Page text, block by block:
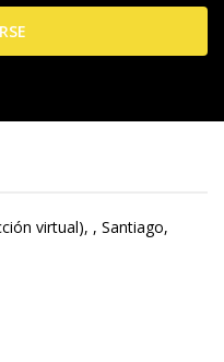
virtual), , Santiago,